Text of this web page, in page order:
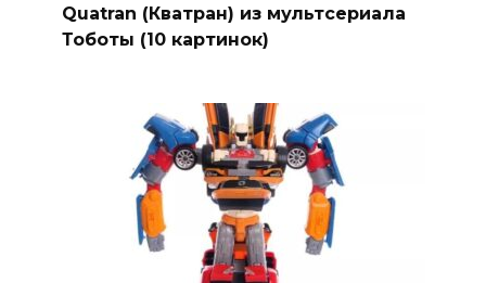
Quatran (Кватран) из мультсериала
Тоботы (10 картинок)